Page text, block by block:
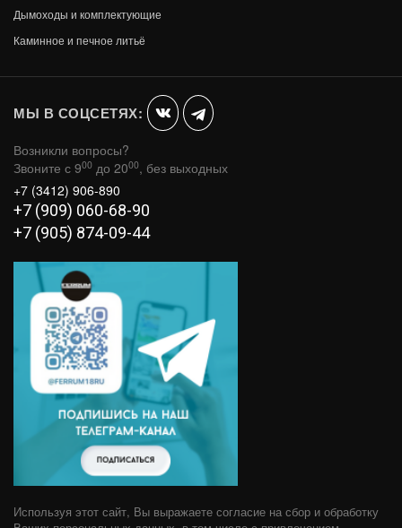
Дымоходы и комплектующие
Каминное и печное литьё
МЫ В СОЦСЕТЯХ:
Возникли вопросы?
Звоните с 900 до 2000, без выходных
+7 (3412) 906-890
+7 (909) 060-68-90
+7 (905) 874-09-44
Используя этот сайт, Вы выражаете согласие на сбор и обработку